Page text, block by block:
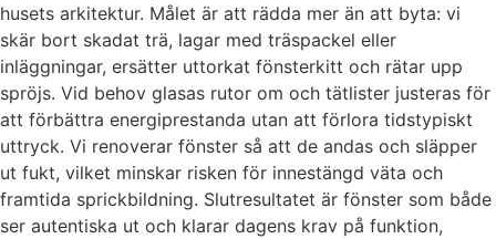
husets arkitektur. Målet är att rädda mer än att byta: vi
skär bort skadat trä, lagar med träspackel eller
inläggningar, ersätter uttorkat fönsterkitt och rätar upp
spröjs. Vid behov glasas rutor om och tätlister justeras för
att förbättra energiprestanda utan att förlora tidstypiskt
uttryck. Vi renoverar fönster så att de andas och släpper
ut fukt, vilket minskar risken för innestängd väta och
framtida sprickbildning. Slutresultatet är fönster som både
ser autentiska ut och klarar dagens krav på funktion,